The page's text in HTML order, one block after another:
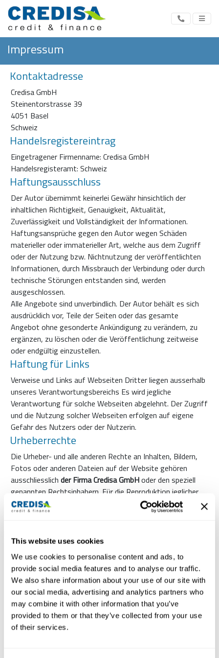
This website uses cookies
We use cookies to personalise content and ads, to
provide social media features and to analyse our traffic.
We also share information about your use of our site with
our social media, advertising and analytics partners who
may combine it with other information that you’ve
provided to them or that they’ve collected from your use
of their services.
Impressum
Kontaktadresse
Credisa GmbH
Steinentorstrasse 39
4051 Basel
Schweiz
Handelsregistereintrag
Eingetragener Firmenname: Credisa GmbH
Handelsregisteramt: Schweiz
Haftungsausschluss
Der Autor übernimmt keinerlei Gewähr hinsichtlich der
inhaltlichen Richtigkeit, Genauigkeit, Aktualität,
Zuverlässigkeit und Vollständigkeit der Informationen.
Haftungsansprüche gegen den Autor wegen Schäden
materieller oder immaterieller Art, welche aus dem Zugriff
oder der Nutzung bzw. Nichtnutzung der veröffentlichten
Informationen, durch Missbrauch der Verbindung oder durch
technische Störungen entstanden sind, werden
ausgeschlossen.
Alle Angebote sind unverbindlich. Der Autor behält es sich
ausdrücklich vor, Teile der Seiten oder das gesamte
Angebot ohne gesonderte Ankündigung zu verändern, zu
ergänzen, zu löschen oder die Veröffentlichung zeitweise
oder endgültig einzustellen.
Haftung für Links
Verweise und Links auf Webseiten Dritter liegen ausserhalb
unseres Verantwortungsbereichs Es wird jegliche
Verantwortung für solche Webseiten abgelehnt. Der Zugriff
und die Nutzung solcher Webseiten erfolgen auf eigene
Gefahr des Nutzers oder der Nutzerin.
Urheberrechte
Die Urheber- und alle anderen Rechte an Inhalten, Bildern,
Fotos oder anderen Dateien auf der Website gehören
ausschliesslich der Firma Credisa GmbHoder den speziell
genannten Rechtsinhabern. Für die Reproduktion jeglicher
Elemente ist die schriftliche Zustimmung der
Urheberrechtsträger im Voraus einzuholen.
Betrag
Laufzeit